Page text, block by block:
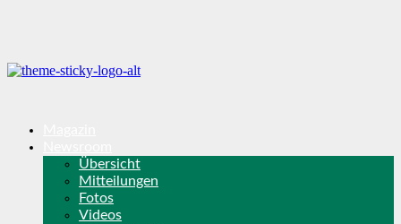
Übersicht
Mitteilungen
Fotos
Videos